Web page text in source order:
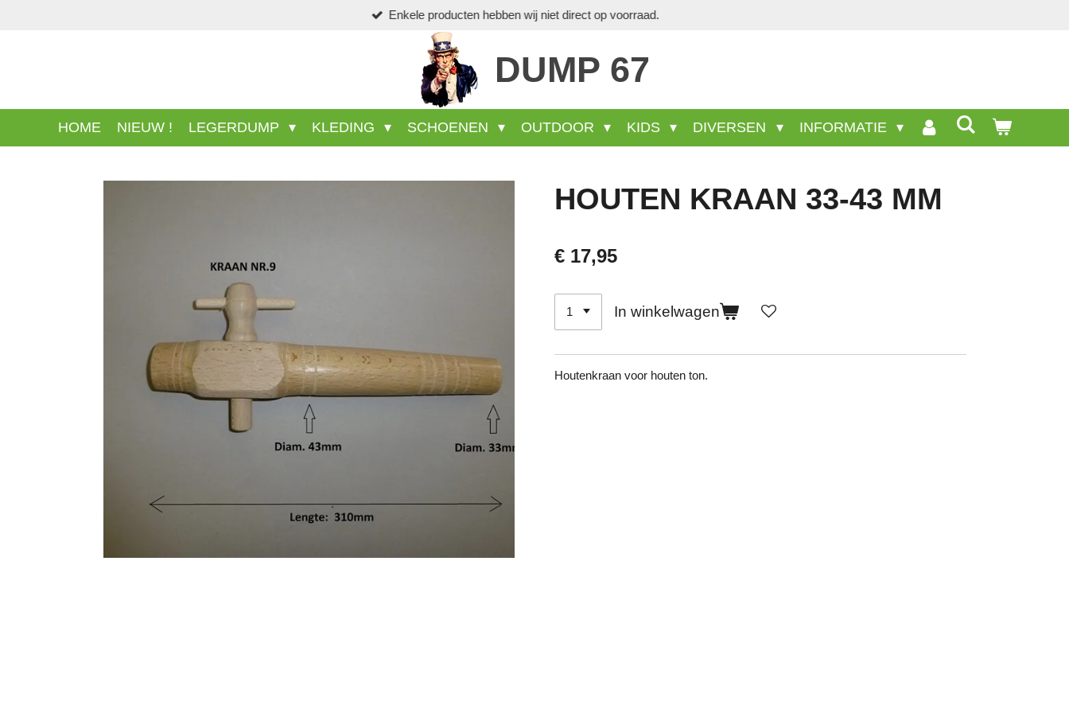
Veel wel aanwezige producten staan niet op deze site.
DUMP 67
HOME NIEUW ! LEGERDUMP KLEDING SCHOENEN OUTDOOR KIDS DIVERSEN INFORMATIE
HOUTEN KRAAN 33-43 MM
€ 17,95
In winkelwagen
Houtenkraan voor houten ton.